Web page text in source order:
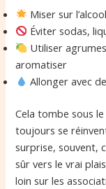
Miser sur
Éviter sodas,
Utiliser
aromatiser
Allonger avec
Cela tombe sous
toujours se
surprise, souvent,
sûr vers le vrai
loin sur les